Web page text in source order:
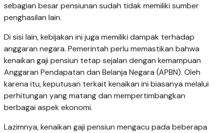
sebagian besar pensiunan sudah tidak memiliki sumber
penghasilan lain.
Di sisi lain, kebijakan ini juga memiliki dampak terhadap
anggaran negara. Pemerintah perlu memastikan bahwa
kenaikan gaji pensiun tetap sejalan dengan kemampuan
Anggaran Pendapatan dan Belanja Negara (APBN). Oleh
karena itu, keputusan terkait kenaikan ini biasanya melalui
perhitungan yang matang dan mempertimbangkan
berbagai aspek ekonomi.
Lazimnya, kenaikan gaji pensiun mengacu pada beberapa